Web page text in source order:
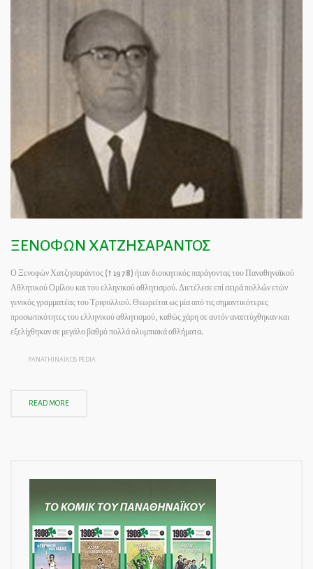
ΞΕΝΟΦΩΝ ΧΑΤΖΗΣΑΡΑΝΤΟΣ
Ο Ξενοφών Χατζησαράντος († 1978) ήταν διοικητικός παράγοντας του Παναθηναϊκού
Αθλητικού Ομίλου και του ελληνικού αθλητισμού. Διετέλεσε επί σειρά πολλών ετών
γενικός γραμματέας του Τριφυλλιού. Θεωρείται ως μία από τις σημαντικότερες
προσωπικότητες του ελληνικού αθλητισμού, καθώς χάρη σε αυτόν αναπτύχθηκαν και
εξελίχθηκαν σε μεγάλο βαθμό πολλά ολυμπιακά αθλήματα.
PANATHINAIKOS PEDIA
READ MORE